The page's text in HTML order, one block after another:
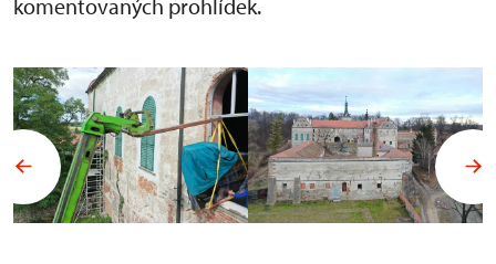
komentovaných prohlídek.